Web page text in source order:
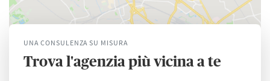
UNA CONSULENZA SU MISURA
Trova l'agenzia più vicina a te